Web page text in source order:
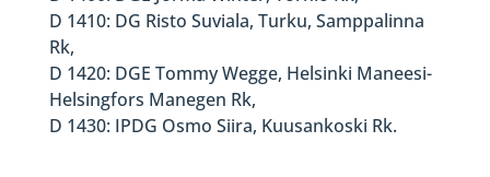
D 1410: DG Risto Suviala, Turku, Samppalinna
Rk,
D 1420: DGE Tommy Wegge, Helsinki Maneesi-
Helsingfors Manegen Rk,
D 1430: IPDG Osmo Siira, Kuusankoski Rk.